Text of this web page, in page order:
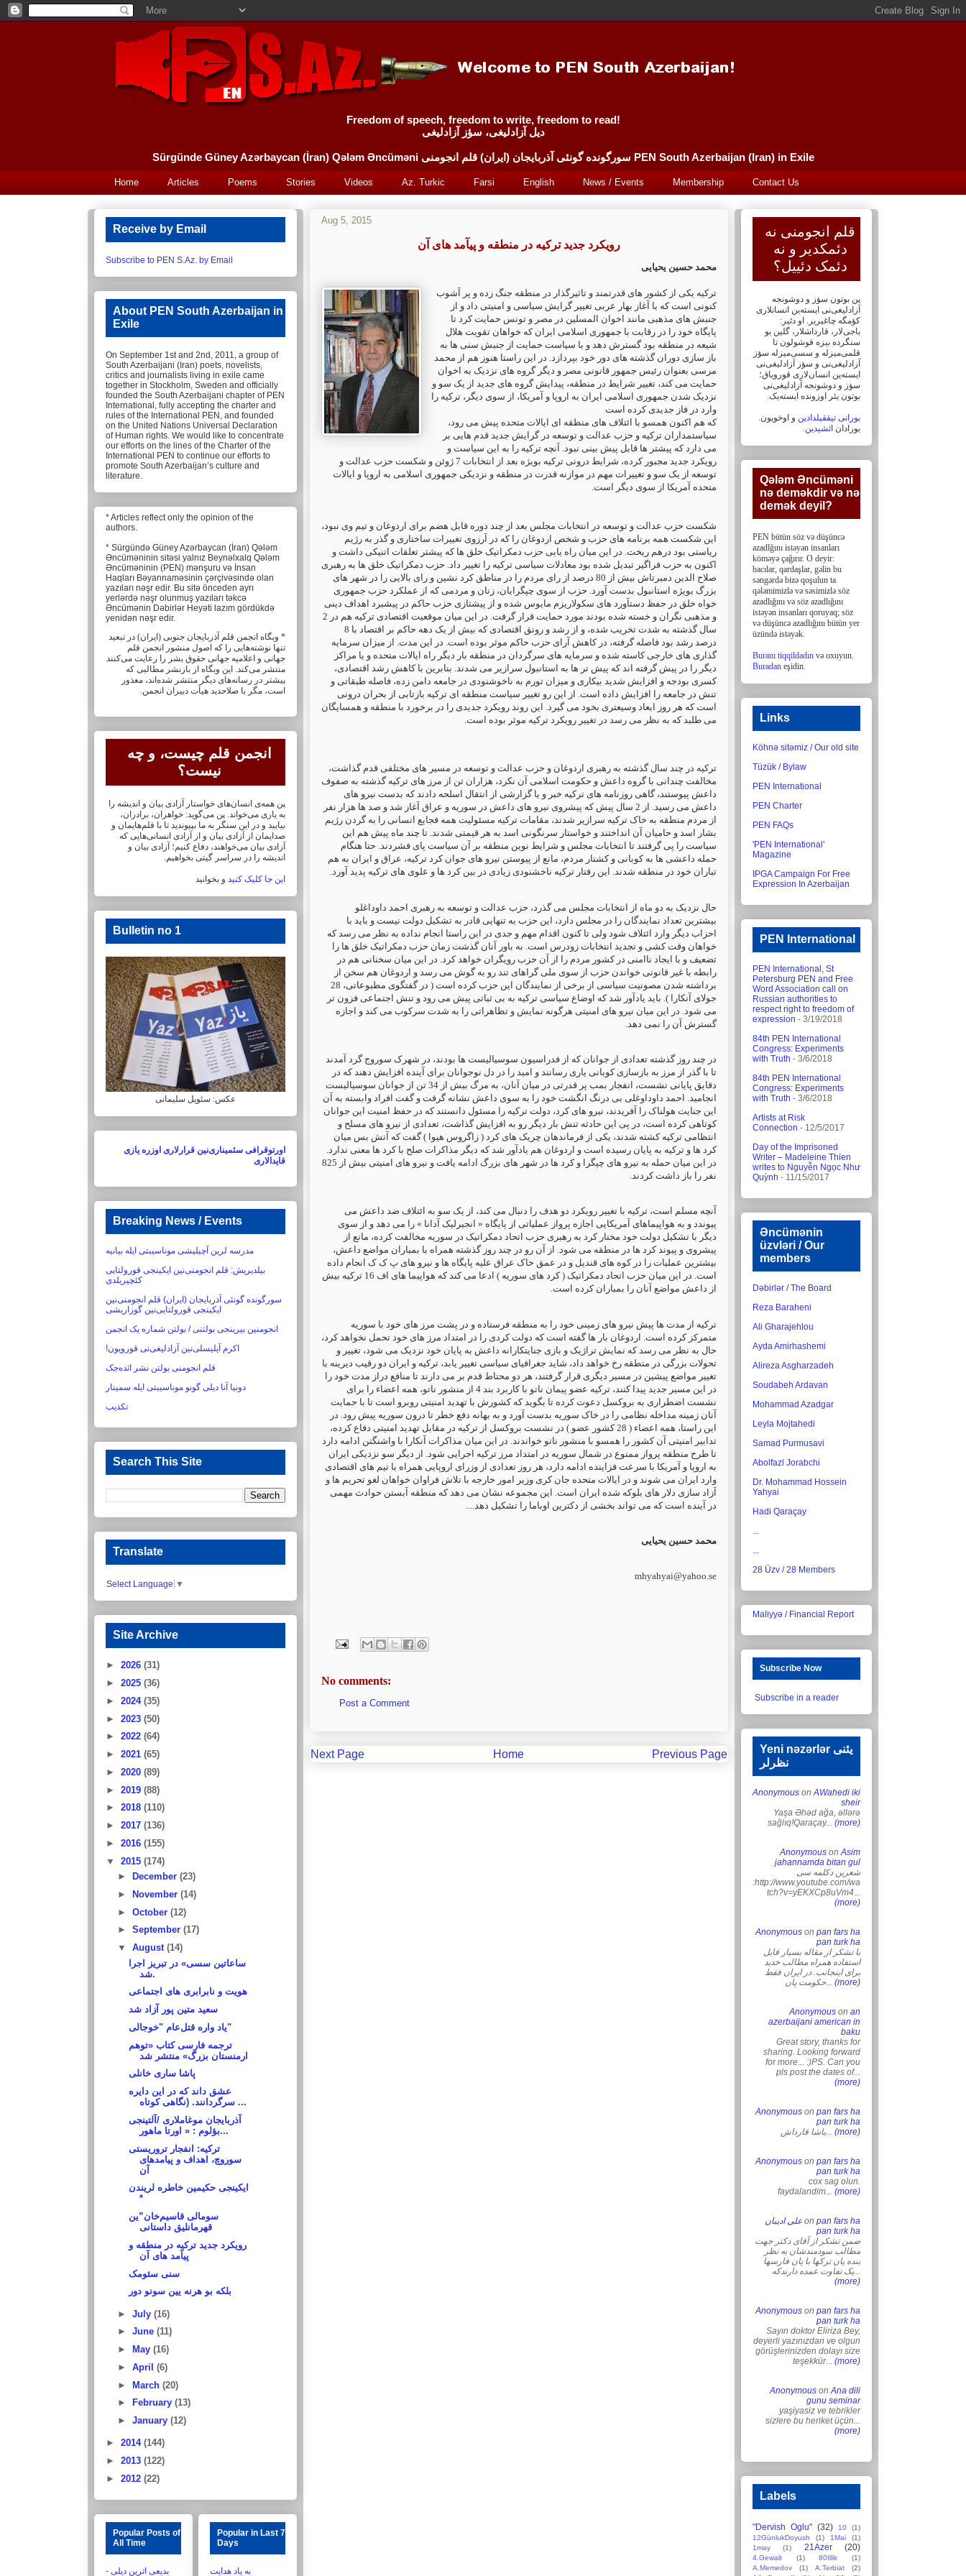
Freedom of speech, freedom to write, freedom to read!
دیل آزادلیغی، سؤز آزادلیغی
Sürgünde Güney Azərbaycan (İran) Qələm Əncüməni سورگونده گونئی آذربایجان (ایران) قلم انجومنی PEN South Azerbaijan (Iran) in Exile
Home Articles Poems Stories Videos Az. Turkic Farsi English News / Events Membership Contact Us
Aug 5, 2015
رویکرد جدید ترکیه در منطقه و پیآمد های آن
محمد حسین یحیایی
ترکیه یکی از کشور های قدرتمند و تاثیرگذار در منطقه جنگ زده و پر آشوب
کنونی است که با آغاز بهار عربی تغییر گرایش سیاسی و امنیتی داد و از
جنبش های مذهبی مانند اخوان المسلین در مصر و تونس حمایت کرد تا
پایگاه خود را در رقابت با جمهوری اسلامی ایران که خواهان تقویت هلال
شیعه در منطقه بود گسترش دهد و با سیاست حمایت از جنبش سنی ها به
باز سازی دوران گذشته های دور خود بپردازد. در این راستا هنوز هم از محمد
مرسی بعنوان رئیس جمهور قانونی مصر و دیگر گروه های نزدیک به اخوان
حمایت می کند، تغییر شرایط در منطقه، پیدایش گروه های جدید از یک سو و
نزدیک شدن جمهوری اسلامی ایران به اروپا و آمریکا، از سوی دیگر، ترکیه را
وارد در فاز جدیدی کرده است
که هم اکنون همسو با ائتلاف های منطقه ای ایالات متحده پیش می رود،
سیاستمداران ترکیه و حزب عدالت و توسعه در گرایش جدید قدم هایی بر
می دارد که پیشتر ها قابل پیش بینی نبود. آنچه ترکیه را به این سیاست و
رویکرد جدید مجبور کرده، شرایط درونی ترکیه بویژه بعد از انتخابات 7 ژوئن و شکست حزب عدالت و
توسعه از یک سو و تغییرات مهم در موازنه قدرت در منطقه و نزدیکی جمهوری اسلامی به اروپا و ایالات
متحده آمریکا از سوی دیگر است.
شکست حزب عدالت و توسعه در انتخابات مجلس بعد از چند دوره قابل هضم برای اردوغان و تیم وی نبود،
این شکست همه برنامه های حزب و شخص اردوغان را که در آرزوی تغییرات ساختاری و گذر به رژیم
ریاستی بود درهم ریخت. در این میان راه یابی حزب دمکراتیک خلق ها که پیشتر تعلقات اتنیکی داشت و
اکنون به حزب فراگیر تبدیل شده بود معادلات سیاسی ترکیه را تغییر داد. حزب دمکراتیک خلق ها به رهبری
صلاح الدین دمیرتاش بیش از 80 درصد از رای مردم را در مناطق کرد نشین و رای بالایی را در شهر های
بزرگ بویژه استانبول بدست آورد. حزب از سوی چپگرایان، زنان و مردمی که از عملکرد حزب جمهوری
خواه خلق در حفظ دستآورد های سکولاریزم مایوس شده و از پیشتازی حزب حاکم در پیشبرد اهداف دینی
و مذهبی نگران و خسته شده بودند مورد حمایت قرار گرفت. در این میان موقعیت اقتصادی ترکیه هم در 2
سال گذشته به شدت تخریب شده، و از رشد و رونق اقتصادی که بیش از یک دهه حاکم بر اقتصاد با 8
درصد رشد بود فاصله گرفته، در کاهش آرای حزب حاکم موثر بوده است. در این مدت. از میزان سرمایه
گذاری های خارجی کاسته شده و سرمایه های سرگردان در منطقه بار دیگر راه ایالات متحده و یا مراکز
دیگر را در پیش گرفته اند که پیش تر ها به استانبول سرازیر می شدند. بنابرین با کاهش رشد اقتصادی،
کسری بودجه و افزایش شدید بیکاری و میزان تورم به ناخوشنودی در جامعه دامن زده، فاصله طبقاتی و
تنش در جامعه را افزایش داده است. از این رو تغییر سیاست منطقه ای ترکیه بازتابی از بحران درونی
است که هر روز ابعاد وسیعتری بخود می گیرد. این روند رویکرد جدیدی را در برخورد با منطقه و همسایگان
می طلبد که به نظر می رسد در تغییر رویکرد ترکیه موثر بوده است.
ترکیه در چند سال گذشته به رهبری اردوغان و حزب عدالت و توسعه در مسیر های مختلفی قدم گذاشت،
مخالفت چندانی با گروه داعش و حکومت اسلامی آن نکرد، هزاران تن از مرز های ترکیه گذشته به صفوف
داعش پیوستند، گاهی روزنامه های ترکیه خبر و یا گزارشی از انتقال اسلحه دادند که بدست نیرو های
داعش می رسید. از 2 سال پیش که پیشروی نیرو های داعش در سوریه و عراق آغاز شد و صد ها هزار نفر
از مردم منطقه به خاک ترکیه سرازیر شدند، مقامات ترکیه مسئولیت همه فجایع انسانی را به گردن رژیم
بشار اسد و حامیان آن انداختند و خواستار سرنگونی اسد به هر قیمتی شدند. تا چند ماه پیش هم این
سیاست را پی گرفتند تا انتخابات مجلس و شرایط نوین منطقه بر آن سیاست پای فشردند. حتا هنگام
حمله داعشی ها به کوبانی و کشتار مردم، مانع از پیوستن نیرو های جوان کرد ترکیه، عراق و ایران به هم
تباران خود در منطقه شدند. این رفتار ترکیه ناخشنودی زیادی در بین کرد ها و علوی های ترکیه پدید آورد.
حال نزدیک به دو ماه از انتخابات مجلس می گذرد، حزب عدالت و توسعه به رهبری احمد داوداغلو
بیشترین تعداد نمایندگان را در مجلس دارد، این حزب به تنهایی قادر به تشکیل دولت نیست و باید با
احزاب دیگر وارد ائتلاف شود ولی تا کنون اقدام مهم و جدی در این راستا انجام نداده به نظر می رسد که
خواهان وقت کشی و تجدید انتخابات زودرس است. به باور آنان گذشت زمان حزب دمکراتیک خلق ها را
تضعیف و با ایجاد ناامنی در کشور مردم را از آن حزب رویگران خواهد کرد. در این میان سخنانی هم در
رابطه با غیر قانونی خواندن حزب از سوی ملی گراهای تند رو به گوش می رسد و اردوغان هم سخن از
برداشته شدن مصونیت سیاسی از برخی از نمایندگان این حزب کرده است ( در گفتگوی مطبوعاتی، 28
جولای آنکارا ). باید یادآور شد که اوضاع سیاسی ترکیه به بی ثباتی پیش می رود و تنش اجتماعی فزون تر
می شود. در این میان نیرو های امنیتی هرگونه نمایش و تظاهراتی را به شدت سرکوب می کند و اجازه
گسترش آن را نمی دهد.
در چند روز گذشته تعدادی از جوانان که از فدراسیون سوسیالیست ها بودند، در شهرک سوروج گرد آمدند
تا با گذر از مرز به بازسازی کوبانی یاری رسانند و امید را در دل نوجوانان برای آینده افزایش دهند که در
دقایق پایانی نشست، انفجار بمب پر قدرتی در میان آنان، به مرگ بیش از 34 تن از جوانان سوسیالیست
انجامید. احمد داوداوغلی بی درنگ انگشت خود را به سوی داعش نشانه گرفت و گفت افراد وابسته به آن
این جنایت هولناک را آفریدند، نیرو های کرد، دولت ترکیه را مسئول دانستند که در حفظ امنیت این جوانان
کوتاهی کرده است، در پی این حادثه تنش بار دیگر رو به افزایش گذاشت، تعدادی از نیرو های مسلح و
انتظامی ترکیه کشته شدند، یکی از فرماندهان چریک های کرد ( زاگروس هیوا ) گفت که آتش بس میان
کرد ها و ترکیه به پایان رسیده است و اردوغان هم یادآور شد که دیگر مذاکرات صلح با کرد ها معنی ندارد.
در این میان حمله به نیرو های چپگرا و کرد ها در شهر های بزرگ ادامه یافت و نیرو های امنیتی بیش از 825
نفر را باز داشت کردند.
آنچه مسلم است، ترکیه با تغییر رویکرد دو هدف را دنبال می کند، از یک سو به ائتلاف ضد داعش می
پیوندد و به هواپیماهای آمریکایی اجازه پرواز عملیاتی از پایگاه « انجیرلیک آدانا » را می دهد و از سوی
دیگر با تشکیل دولت خود مختار کرد به رهبری حزب اتحاد دمکراتیک در سوریه مخالفت کرده، مانع از
پیشروی و پیوند کرد ها در منطقه می شود. از آن رو در چند روز گذشته همراه با بمباران مواضع داعش،
بیشترین عملیات را در کوه های قندیل و در عمق خاک عراق علیه پایگاه ها و نیرو های پ ک ک انجام داده
است. در این میان حزب اتحاد دمکراتیک ( کرد های سوریه ) ادعا می کند که هواپیما های اف 16 ترکیه بیش
از داعش مواضع آنان را بمباران کرده است.
ترکیه از مدت ها پیش نیرو های زمینی خود را به منطقه فرستاده و در پشت مرز های خود با سوریه
متمرکز کرده است. اردوغان بار ها گفته است که دولت کردی را در امتداد مرز های خود تحمل نخواهد کرد،
حال به نظر می رسد که نمایش تراژیک و بازی جنایتکارانه داعش به پایان خود نزدیک می شود، تغییر و
تحولات بزرگی در منطقه رخ خواهد داد، شاید جغرافیای سیاسی تغییر یابد، ترکیه و ایران دو رقیب دیرینه با
تغییر مواضع پیشین در مسیر دیگری قرار گرفتند، هر دو محتاط قدم بر می دارند تا منافع دراز مدت خود را
در این مسیر جدید پیدا کنند، ترکیه عضو پیمان ناتو با کاربرد بند 4 از منشور ناتو، همه اعضاء را برای
نشست اضطراری به بروکسل دعوت کرده تا بگوید که کشورش با تهدید امنیتی روبرو است تا با حمایت
آنان زمینه مداخله نظامی را در خاک سوریه بدست آورد و به بهانه دفع خطر تا درون سوریه پیش رود. در
این راستا، همه اعضاء ( 28 کشور عضو ) در نشست بروکسل از ترکیه در مقابل تهدید امنیتی دفاع کرده،
تدابیر امنیتی آن کشور را همسو با منشور ناتو خواندند. در این میان مذاکرات آنکارا با واشنگتن ادامه دارد
تا طرح منطقه پرواز ممنوع در شمال سوریه در امتداد مرز ترکیه اجرایی شود. از دیگر سو نزدیکی ایران
به اروپا و آمریکا با سرعت فزاینده ادامه دارد، هر روز تعدادی از وزرای اروپایی همراه با تیم های اقتصادی
وارد ایران می شوند و در ایالات متحده جان کری وزیر امور خارجه با تلاش فراوان خواهان لغو تحریم ها و
آزاد سازی دلار های بلوکه شده ایران است. این مجموعه نشان می دهد که منطقه آبستن حوادث مهمی
در آینده است که می تواند بخشی از دکترین اوباما را تشکیل دهد....
محمد حسین یحیایی
mhyahyai@yahoo.se
No comments:
Post a Comment
Next Page Previous Page
Home
Receive by Email
Subscribe to PEN S.Az. by Email
About PEN South Azerbaijan in
Exile
On September 1st and 2nd, 2011, a group of
South Azerbaijani (Iran) poets, novelists,
critics and journalists living in exile came
together in Stockholm, Sweden and officially
founded the South Azerbaijani chapter of PEN
International, fully accepting the charter and
rules of the International PEN, and founded
on the United Nations Universal Declaration
of Human rights. We would like to concentrate
our efforts on the lines of the Charter of the
International PEN to continue our efforts to
promote South Azerbaijan’s culture and
literature.
* Articles reflect only the opinion of the
authors.
* Sürgündə Güney Azərbaycan (İran) Qələm
Əncüməninin sitəsi yalnız Beynəlxalq Qələm
Əncüməninin (PEN) mənşuru və İnsan
Haqları Bəyannaməsinin çərçivəsində olan
yazıları nəşr edir. Bu sitə önceden ayrı
yerlərdə nəşr olunmuş yazıları təkcə
Əncümənin Dəbirlər Heyəti lazım gördükdə
yenidən nəşr edir.
* وبگاه انجمن قلم آذربایجان جنوبی (ایران) در تبعید
تنها نوشته‌هایی را که اصول منشور انجمن قلم
جهانی و ‏اعلامیه جهانی حقوق بشر را رعایت می‌کنند
منتشر می‌کند. این وبگاه از بازنشر مطالبی که
پیشتر در ‏رسانه‌های دیگر منتشر شده‌اند، معذور
است، مگر با صلاحدید هیأت دبیران انجمن.
انجمن قلم چیست، و چه
نیست؟
پن همه‌ی انسان‌های خواستار آزادی بیان و اندیشه را
به یاری می‌خواند. پن می‌گوید: خواهران، ‏برادران،
بیایید و در این سنگر به ما بپیوندید تا با قلم‌هایمان‏ و
صدایمان از آزادی بیان و از آزادی ‏انسانی‌هایی که
آزادی بیان می‌خواهند، دفاع کنیم؛ آزادی بیان و
اندیشه را در سراسر گیتی ‏بخواهیم.
این جا کلیک کنید و بخوانید
Bulletin no 1
عکس: سئویل سلیمانی
اورتوقرافی سئمیناری‌نین قرارلاری اوزره یازی
قایدالاری
Breaking News / Events
مدرسه لرین آچیلیشی موناسیبتی ایله بیانیه
بیلدیریش:‏ قلم انجومنی‌نین ایکینجی قورولتایی
کئچیریلدی
سورگونده گونئی آذربایجان (ایران) قلم انجومنی‌نین
ایکینجی قورولتایی‌نین گوزاریشی‏
انجومنین بیرینجی بولتنی / بولتن شماره یک انجمن
اکرم آیلیسلی‌نین آزادلیغی‌نی قورویون!‏
قلم انجومنی بولتن نشر ائده‌جک
دونیا آنا دیلی گونو موناسیبتی ایله سمینار
تکذیب
Search This Site
Translate
Select Language ▼
Site Archive
► 2026 (31)
► 2025 (36)
► 2024 (35)
► 2023 (50)
► 2022 (64)
► 2021 (65)
► 2020 (89)
► 2019 (88)
► 2018 (110)
► 2017 (136)
► 2016 (155)
▼ 2015 (174)
►
December (23)
►
November (14)
► October (12)
► September (17)
▼ August (14)
ساعاتین سسی» در تبریز اجرا
شد.
هویت و نابرابری های اجتماعی
سعید متین پور آزاد شد
ياد واره قتل‌عام "خوجالى"
ترجمه فارسی کتاب «توهم
ارمنستان بزرگ» منتشر شد
پاشا ساری خانلی
عشق داند که در این دایره
سرگردانند. (نگاهی کوتاه ...
آذربایجان موغاملاری /آلتینجی
بؤلوم : « اورتا ماهور...
ترکیه: انفجار تروریستی
سوروچ، اهداف و پیامدهای
آن
ایکینجی حکیمین خاطره لریندن
*
سومالی قاسیم‌خان”ین
قهرمانلیق داستانی
رویکرد جدید ترکیه در منطقه و
پیآمد های آن
سنی سئومک
بلکه بو هرنه یین سونو دور
► July (16)
► June (11)
►
May (16)
► April (6)
► March (20)
►
February (13)
► January (12)
► 2014 (144)
► 2013 (122)
► 2012 (22)
Popular Posts of
All Time
بدیعی اثرین دیلی -
Popular in Last 7
Days
به یاد هدایت
قلم انجومنی نه
دئمکدیر و نه
دئمک دئییل؟
پن بوتون سؤز و دوشونجه
آزادلیغی‌نی ایسته‌ین انسانلاری
کؤمگه چاغیریر. او دئیر:
باجی‌لار، ‏قارداشلار، گلین بو
سنگرده بیزه قوشولون تا
قلمی‌میزله و سسی‌میزله سؤز
آزادلیغی‌نی و سؤز ‏آزادلیغی‌نی
ایسته‌ین انسان‌لاری قورویاق؛
سؤز و دوشونجه آزادلیغی‌نی
بوتون یئر اوزونده ایسته‌یک. ‏
بورانی تیققیلدادین و اوخویون.
بورادان ائشیدین.
Qələm Əncüməni
nə deməkdir və nə
demək deyil?‎
PEN bütün söz və düşüncə
azadlğını istəyən insanları
köməyə çağırır. O deyir:
bacılar, ‎qardaşlar, gəlin bu
səngərdə bizə qoşulun ta
qələmimizlə və səsimizlə söz
azadlığını və söz ‎azadlığını
istəyən insanları qoruyaq; söz
və düşüncə azadlığını bütün yer
üzündə istəyək.
Buranı tiqqildadın və oxuyun.
Buradan eşidin.
Links
Köhnə sitəmiz / Our old site
Tüzük / Bylaw
PEN International
PEN Charter
PEN FAQs
'PEN International'
Magazine
IPGA Campaign For Free
Expression In Azerbaijan
PEN International
PEN International, St
Petersburg PEN and Free
Word Association call on
Russian authorities to
respect right to freedom of
expression - 3/19/2018
84th PEN International
Congress: Experiments
with Truth - 3/6/2018
84th PEN International
Congress: Experiments
with Truth - 3/6/2018
Artists at Risk
Connection - 12/5/2017
Day of the Imprisoned
Writer – Madeleine Thien
writes to Nguyễn Ngọc Như
Quỳnh - 11/15/2017
Əncümənin
üzvləri / Our
members
Dəbirlər / The Board
Reza Baraheni
Ali Gharajehlou
Ayda Amirhashemi
Alireza Asgharzadeh
Soudabeh Ardavan
Mohammad Azadgar
Leyla Mojtahedi
Samad Purmusavi
Abolfazl Jorabchi
Dr. Mohammad Hossein
Yahyai
Hadi Qaraçay
...
...
28 Üzv / 28 Members
Maliyyə / Financial Report
Subscribe Now
Subscribe in a reader
Yeni nəzərlər یئنی
نظرلر
Anonymous onAWahedi iki
sheir
Yaşa Əhəd ağa, əllərə
sağlıq!Qaraçay... (more)
Anonymous onAsim
jahannamda bitan gul
شعرین دکلمه سی
:http://www.youtube.com/wa
tch?v=yEKXCp8uVm4...
(more)
Anonymous on pan fars ha
pan turk ha
با تشکر از مقاله بسیار قابل
استفاده همراه مطالب خدید
برای اینجانب. در ایران فقط
حکومت پان... (more)
Anonymous on an
azerbaijani american in
baku
Great story, thanks for
sharing. Looking forward
for more... :)PS. Can you
pls post the dates of...
(more)
Anonymous on pan fars ha
pan turk ha
یاشا قارداش... (more)
Anonymous on pan fars ha
pan turk ha
cox sag olun.
faydalandim... (more)
علی ادیبان on pan fars ha
pan turk ha
ضمن تشکر از آقای دکتر جهت
مطالب سودمندشان به نظر
بنده پان ترکها با پان فارسها
یک تفاوت عمده دارندکه...
(more)
Anonymous on pan fars ha
pan turk ha
Sayın doktor Eliriza Bey,
deyerli yazınızdan ve olgun
görüşlerinizden dolayı size
teşekkür... (more)
Anonymous onAna dili
gunu seminar
yaşiyasiz ve tebrikler
sizlere bu heriket üçün...
(more)
Labels
"Dervish Oglu" (32) 10
(1)
12GünlukDoyush
(1) 1Mai
(1)
1may
(1) 21Azer (20)
4.Gewalt (1) 80Illik
(1)
A.Memedov
(1) A.Terbiat
(2)